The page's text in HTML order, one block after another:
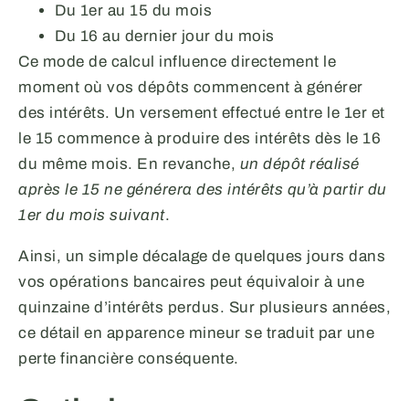
Du 1er au 15 du mois
Du 16 au dernier jour du mois
Ce mode de calcul influence directement le
moment où vos dépôts commencent à générer
des intérêts. Un versement effectué entre le 1er et
le 15 commence à produire des intérêts dès le 16
du même mois. En revanche, un dépôt réalisé
après le 15 ne générera des intérêts qu’à partir du
1er du mois suivant.
Ainsi, un simple décalage de quelques jours dans
vos opérations bancaires peut équivaloir à une
quinzaine d’intérêts perdus. Sur plusieurs années,
ce détail en apparence mineur se traduit par une
perte financière conséquente.